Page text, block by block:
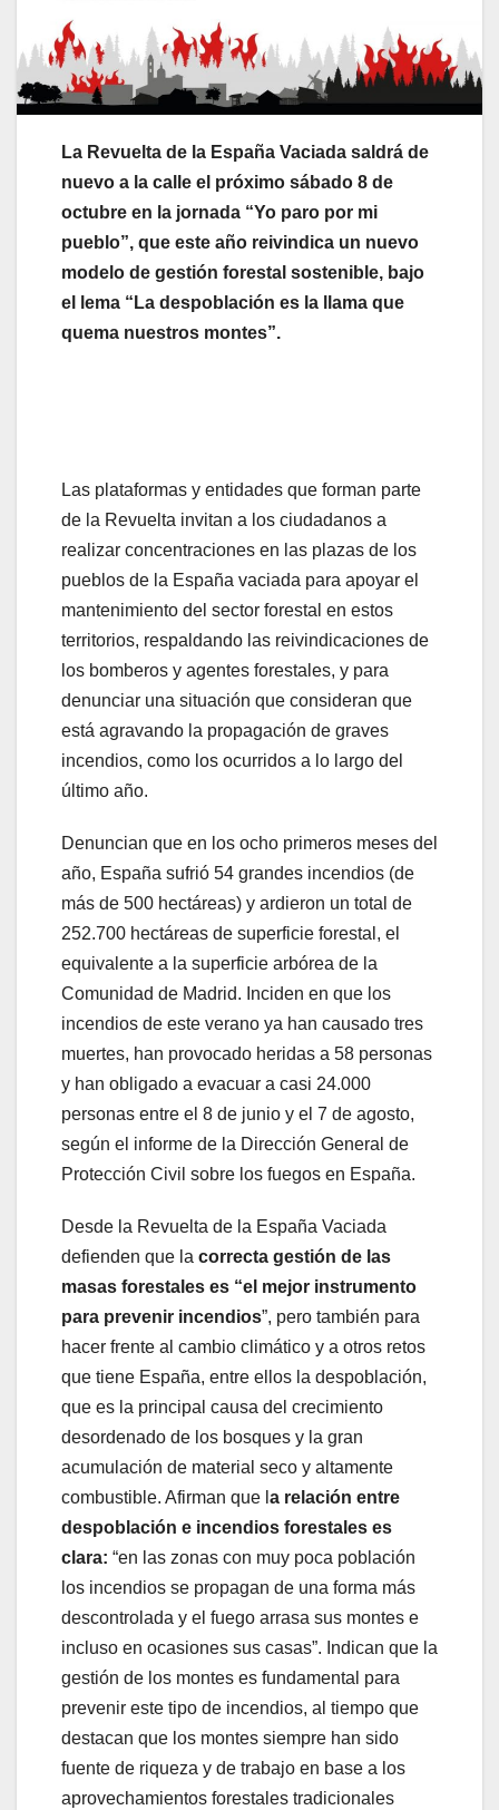
La Revuelta de la España Vaciada saldrá de
nuevo a la calle el próximo sábado 8 de
octubre en la jornada “Yo paro por mi
pueblo”, que este año reivindica un nuevo
modelo de gestión forestal sostenible, bajo
el lema “La despoblación es la llama que
quema nuestros montes”.
Las plataformas y entidades que forman parte
de la Revuelta invitan a los ciudadanos a
realizar concentraciones en las plazas de los
pueblos de la España vaciada para apoyar el
mantenimiento del sector forestal en estos
territorios, respaldando las reivindicaciones de
los bomberos y agentes forestales, y para
denunciar una situación que consideran que
está agravando la propagación de graves
incendios, como los ocurridos a lo largo del
último año.
Denuncian que en los ocho primeros meses del
año, España sufrió 54 grandes incendios (de
más de 500 hectáreas) y ardieron un total de
252.700 hectáreas de superficie forestal, el
equivalente a la superficie arbórea de la
Comunidad de Madrid. Inciden en que los
incendios de este verano ya han causado tres
muertes, han provocado heridas a 58 personas
y han obligado a evacuar a casi 24.000
personas entre el 8 de junio y el 7 de agosto,
según el informe de la Dirección General de
Protección Civil sobre los fuegos en España.
Desde la Revuelta de la España Vaciada
defienden que la correcta gestión de las
masas forestales es “el mejor instrumento
para prevenir incendios”, pero también para
hacer frente al cambio climático y a otros retos
que tiene España, entre ellos la despoblación,
que es la principal causa del crecimiento
desordenado de los bosques y la gran
acumulación de material seco y altamente
combustible. Afirman que l a relación entre
despoblación e incendios forestales es
clara: “en las zonas con muy poca población
los incendios se propagan de una forma más
descontrolada y el fuego arrasa sus montes e
incluso en ocasiones sus casas”. Indican que la
gestión de los montes es fundamental para
prevenir este tipo de incendios, al tiempo que
destacan que los montes siempre han sido
fuente de riqueza y de trabajo en base a los
aprovechamientos forestales tradicionales